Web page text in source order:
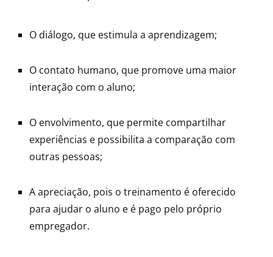
O diálogo, que estimula a aprendizagem;
O contato humano, que promove uma maior
interação com o aluno;
O envolvimento, que permite compartilhar
experiências e possibilita a comparação com
outras pessoas;
A apreciação, pois o treinamento é oferecido
para ajudar o aluno e é pago pelo próprio
empregador.